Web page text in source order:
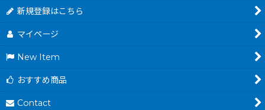
新規登録はこちら
マイページ
New Item
おすすめ商品
Contact